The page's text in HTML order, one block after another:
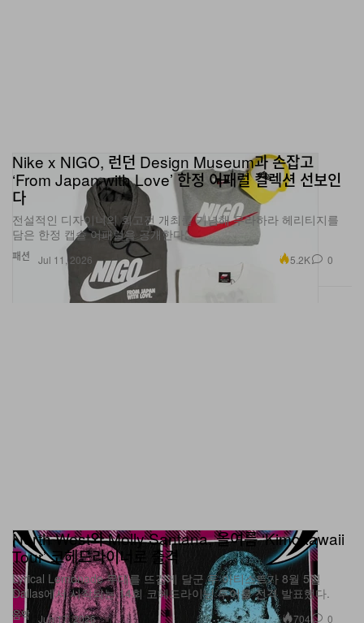
패션
Nike x NIGO, 런던 Design Museum과 손잡고
‘From Japan with Love’ 한정 어패럴 컬렉션 선보인
다
전설적인 디자이너의 회고전 개최를 기념해 우라하라 헤리티지를
담은 한정 캡슐 어패럴을 공개한다.
Jul 11, 2026 5.2K 0
음악
North West와 Molly Santana, 올여름 ‘Kimokawaii
Tour’ 코헤드라이너로 출격
Lyrical Lemonade 무대를 뜨겁게 달군 두 아티스트가 8월 5일
Dallas에서 시작되는 14회 코헤드라이닝 투어를 전격 발표했다.
Jun 17, 2026 704 0